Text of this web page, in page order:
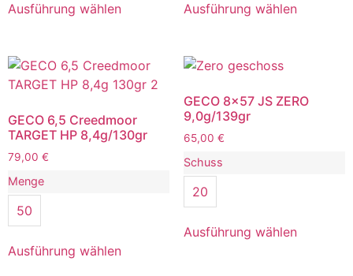
Ausführung wählen Ausführung wählen
GECO 6,5 Creedmoor
TARGET HP 8,4g/130gr
79,00 €
Menge
50
Ausführung wählen
GECO 8×57 JS ZERO
9,0g/139gr
65,00 €
Schuss
20
Ausführung wählen